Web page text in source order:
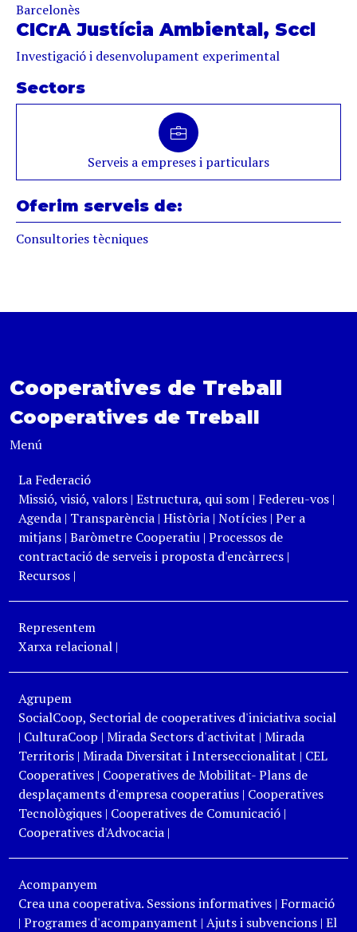
Barcelonès
CICrA Justícia Ambiental, Sccl
Investigació i desenvolupament experimental
Sectors
Serveis a empreses i particulars
Oferim serveis de:
Consultories tècniques
Cooperatives de Treball
Cooperatives de Treball
Menú
La Federació
Missió, visió, valors| Estructura, qui som| Federeu-vos|
Agenda | Transparència| Història| Notícies | Per a
mitjans| Baròmetre Cooperatiu| Processos de
contractació de serveis i proposta d'encàrrecs|
Recursos|
Representem
Xarxa relacional|
Agrupem
SocialCoop, Sectorial de cooperatives d'iniciativa social
| CulturaCoop | Mirada Sectors d'activitat | Mirada
Territoris| Mirada Diversitat i Interseccionalitat | CEL
Cooperatives| Cooperatives de Mobilitat- Plans de
desplaçaments d'empresa cooperatius| Cooperatives
Tecnològiques| Cooperatives de Comunicació|
Cooperatives d'Advocacia|
Acompanyem
Crea una cooperativa. Sessions informatives| Formació
| Programes d'acompanyament | Ajuts i subvencions| El